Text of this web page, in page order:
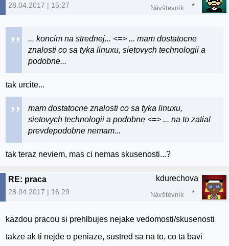
28.04.2017 | 15:27 Návštevník
... koncim na strednej... <=> ... mam dostatocne
znalosti co sa tyka linuxu, sietovych technologii a
podobne...
tak urcite...
mam dostatocne znalosti co sa tyka linuxu,
sietovych technologii a podobne <=> ... na to zatial
prevdepodobne nemam...
tak teraz neviem, mas ci nemas skusenosti...?
RE: praca
28.04.2017 | 16:29
kdurechova
Návštevník
kazdou pracou si prehlbujes nejake vedomosti/skusenosti
takze ak ti nejde o peniaze, sustred sa na to, co ta bavi